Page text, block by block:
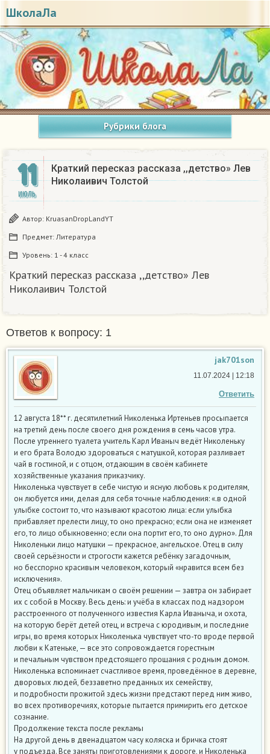
ШколаЛа
Рубрики блога
11
ИЮЛЬ
Краткий пересказ рассказа ,,детство» Лев
Николаивич Толстой
Автор: KruasanDropLandYT
Предмет: Литература
Уровень: 1 - 4 класс
Краткий пересказ рассказа ,,детство» Лев
Николаивич Толстой
Ответов к вопросу: 1
jak701son
Ответить
11.07.2024 | 12:18
12 августа 18** г. десятилетний Николенька Иртеньев просыпается
на третий день после своего дня рождения в семь часов утра.
После утреннего туалета учитель Карл Иваныч ведёт Николеньку
и его брата Володю здороваться с матушкой, которая разливает
чай в гостиной, и с отцом, отдающим в своём кабинете
хозяйственные указания приказчику.
Николенька чувствует в себе чистую и ясную любовь к родителям,
он любуется ими, делая для себя точные наблюдения: «.в одной
улыбке состоит то, что называют красотою лица: если улыбка
прибавляет прелести лицу, то оно прекрасно; если она не изменяет
его, то лицо обыкновенно; если она портит его, то оно дурно». Для
Николеньки лицо матушки — прекрасное, ангельское. Отец в силу
своей серьёзности и строгости кажется ребёнку загадочным,
но бесспорно красивым человеком, который «нравится всем без
исключения».
Отец объявляет мальчикам о своём решении — завтра он забирает
их с собой в Москву. Весь день: и учёба в классах под надзором
расстроенного от полученного известия Карла Иваныча, и охота,
на которую берёт детей отец, и встреча с юродивым, и последние
игры, во время которых Николенька чувствует что-то вроде первой
любви к Катеньке, — все это сопровождается горестным
и печальным чувством предстоящего прощания с родным домом.
Николенька вспоминает счастливое время, проведённое в деревне,
дворовых людей, беззаветно преданных их семейству,
и подробности прожитой здесь жизни предстают перед ним живо,
во всех противоречиях, которые пытается примирить его детское
сознание.
Продолжение текста после рекламы
На другой день в двенадцатом часу коляска и бричка стоят
у подъезда. Все заняты приготовлениями к дороге, и Николенька